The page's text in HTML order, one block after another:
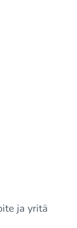
ja yritä